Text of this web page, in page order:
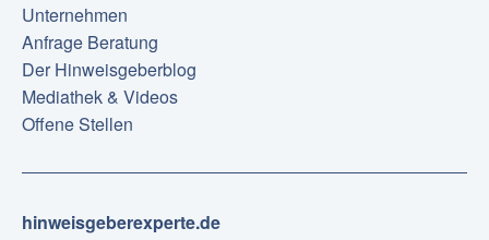
Unternehmen
Anfrage Beratung
Der Hinweisgeberblog
Mediathek & Videos
Offene Stellen
hinweisgeberexperte.de